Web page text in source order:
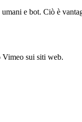
e bot. Ciò è
sui siti web.